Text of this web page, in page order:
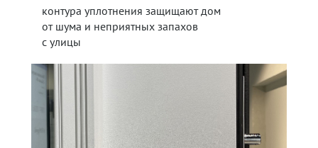
контура уплотнения защищают дом
от шума и неприятных запахов
с улицы